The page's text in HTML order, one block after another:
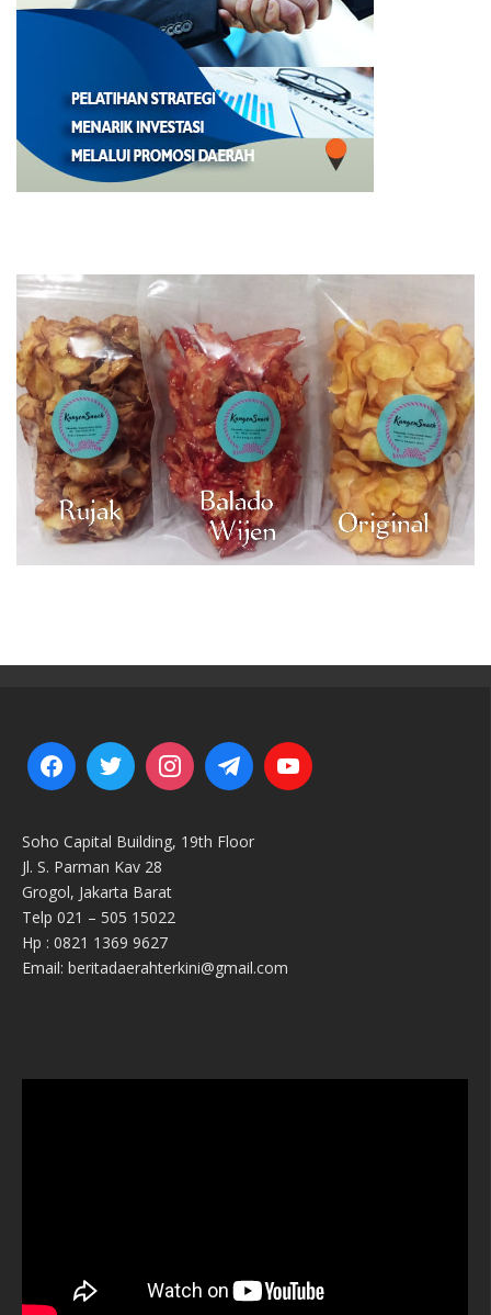
Soho Capital Building, 19th Floor
Jl. S. Parman Kav 28
Grogol, Jakarta Barat
Telp 021 – 505 15022
Hp : 0821 1369 9627
Email: beritadaerahterkini@gmail.com